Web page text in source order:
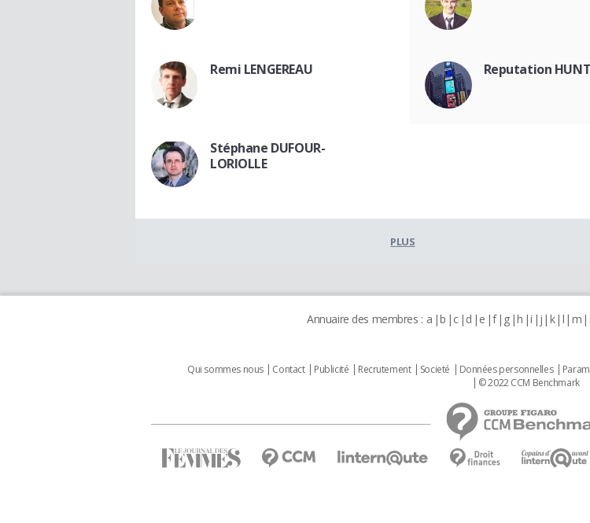
Remi LENGEREAU Reputation
Stéphane DUFOUR-
LORIOLLE
PLUS
Annuaire des membres : a b c d e f g h i j k l m
Qui sommes nous Contact Publicité Recrutement Societé Données personnelles
© 2022 CCM Benchmark